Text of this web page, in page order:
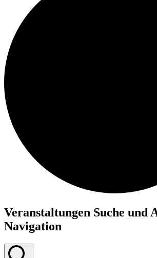
Veranstaltungen Suche und
Navigation